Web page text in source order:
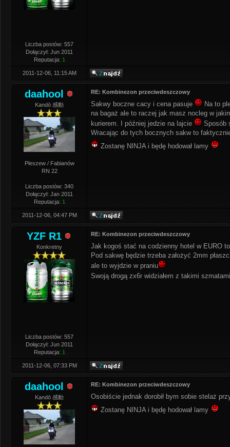
Liczba postów: 557
Dołączył: Jun 2011
Reputacja: 1
2011-12-06, 11:15 AM
daahool
Kandō 感動
Pleszew / Fabianów
RN 22
Liczba postów: 340
Dołączył: Jan 2011
Reputacja: 1
RE: Kombinezon przeciwdeszczowy
Sakwy boczne cacy i cena pasuje
Na to
na bagaż ale to raczej jak masz nocleg w
kurierem. I później jedzie na lajcie
Sposób
Wracając do tych bocznych sakw to
Zostanę NINJA i będę hodował lamy
2011-12-06, 04:47 PM
YZF R1
Konkretny
Liczba postów: 557
Dołączył: Jun 2011
Reputacja: 1
RE: Kombinezon przeciwdeszczowy
Jak kogoś stać na codzienny hotel w EURO
Pod sakwę będzie trzeba założyć 2mm
ale to wyjdzie w praniu
Swoją drogą zx6r widziałem z takimi
2011-12-06, 07:33 PM
daahool
Kandō 感動
RE: Kombinezon przeciwdeszczowy
Osobiście jednak dorobił bym sobie stelaż
Zostanę NINJA i będę hodował lamy